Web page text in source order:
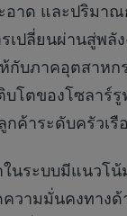
อาด และปริมา
เปลี่ยนผ่านสู่พลั
กับภาคอุตสาหก
บโตของโซลา
ค้าระดับครัวเ
ระบบมีแนวโน้
ความมั่นคงทา